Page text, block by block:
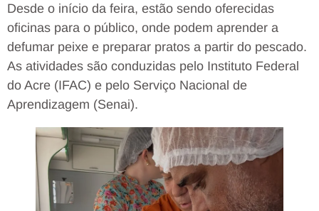
Desde o início da feira, estão sendo oferecidas
oficinas para o público, onde podem aprender a
defumar peixe e preparar pratos a partir do pescado.
As atividades são conduzidas pelo Instituto Federal
do Acre (IFAC) e pelo Serviço Nacional de
Aprendizagem (Senai).